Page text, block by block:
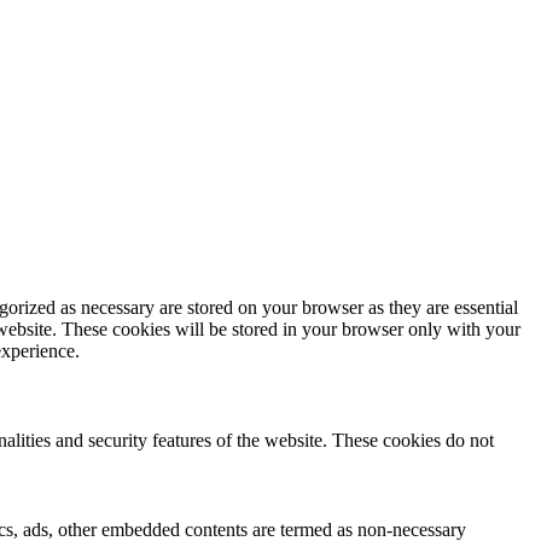
as necessary are stored on your browser as they are essential
These cookies will be stored in your browser only with your
and security features of the website. These cookies do not
other embedded contents are termed as non-necessary